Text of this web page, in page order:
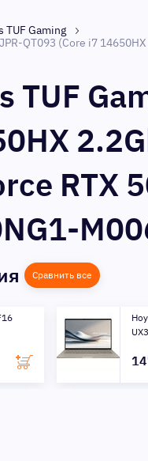
TUF Gaming
QT093 (Core i7
TUF
RTX
Сравнить все